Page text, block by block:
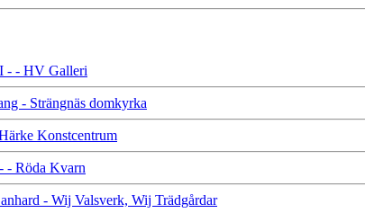
- HV Galleri
- Strängnäs domkyrka
Konstcentrum
- Röda Kvarn
- Wij Valsverk, Wij Trädgårdar